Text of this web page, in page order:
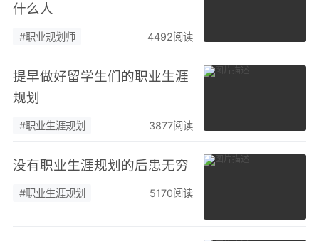
什么人
#职业规划师 4492阅读
提早做好留学生们的职业生涯
规划
#职业生涯规划 3877阅读
没有职业生涯规划的后患无穷
#职业生涯规划 5170阅读